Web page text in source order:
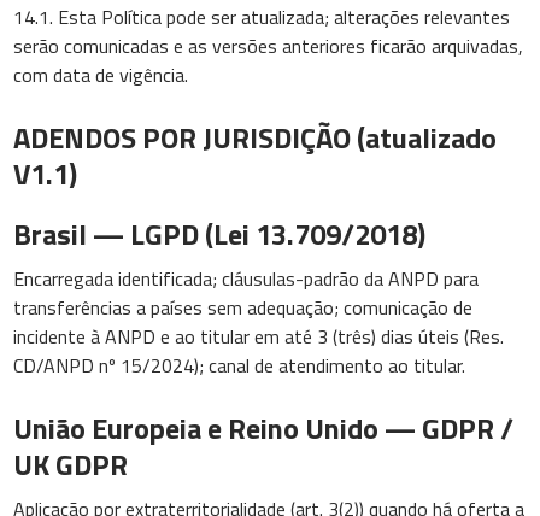
14.1. Esta Política pode ser atualizada; alterações relevantes
serão comunicadas e as versões anteriores ficarão arquivadas,
com data de vigência.
ADENDOS POR JURISDIÇÃO (atualizado
V1.1)
Brasil — LGPD (Lei 13.709/2018)
Encarregada identificada; cláusulas-padrão da ANPD para
transferências a países sem adequação; comunicação de
incidente à ANPD e ao titular em até 3 (três) dias úteis (Res.
CD/ANPD nº 15/2024); canal de atendimento ao titular.
União Europeia e Reino Unido — GDPR /
UK GDPR
Aplicação por extraterritorialidade (art. 3(2)) quando há oferta a